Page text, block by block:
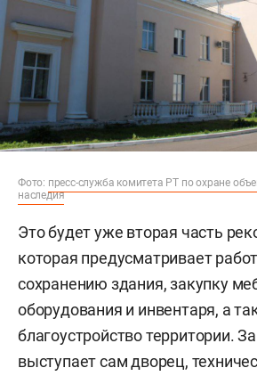
Фото: пресс-служба комитета РТ по охране
наследия
Это будет уже вторая часть
которая предусматривает
сохранению здания, закупку
оборудования и инвентаря, а
благоустройство территории.
выступает сам дворец,